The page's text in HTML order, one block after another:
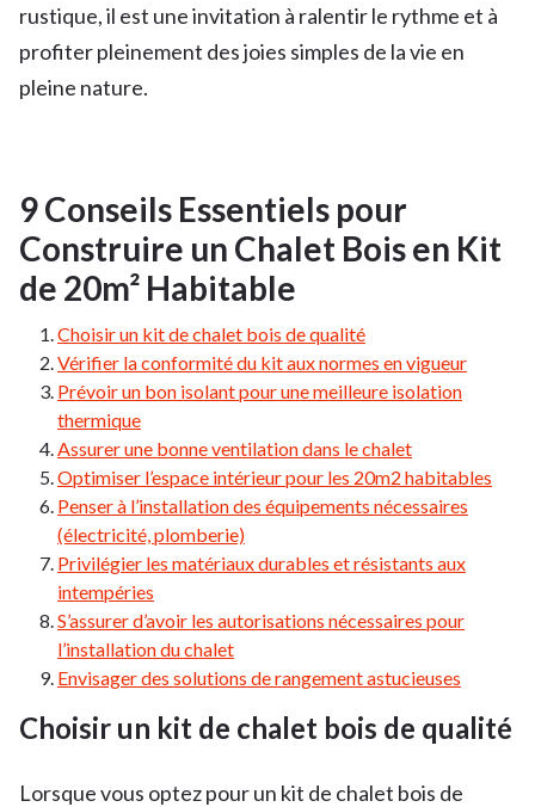
rustique, il est une invitation à ralentir le rythme et à
profiter pleinement des joies simples de la vie en
pleine nature.
9 Conseils Essentiels pour
Construire un Chalet Bois en Kit
de 20m² Habitable
Choisir un kit de chalet bois de qualité
Vérifier la conformité du kit aux normes en vigueur
Prévoir un bon isolant pour une meilleure isolation
thermique
Assurer une bonne ventilation dans le chalet
Optimiser l’espace intérieur pour les 20m2 habitables
Penser à l’installation des équipements nécessaires
(électricité, plomberie)
Privilégier les matériaux durables et résistants aux
intempéries
S’assurer d’avoir les autorisations nécessaires pour
l’installation du chalet
Envisager des solutions de rangement astucieuses
Choisir un kit de chalet bois de qualité
Lorsque vous optez pour un kit de chalet bois de